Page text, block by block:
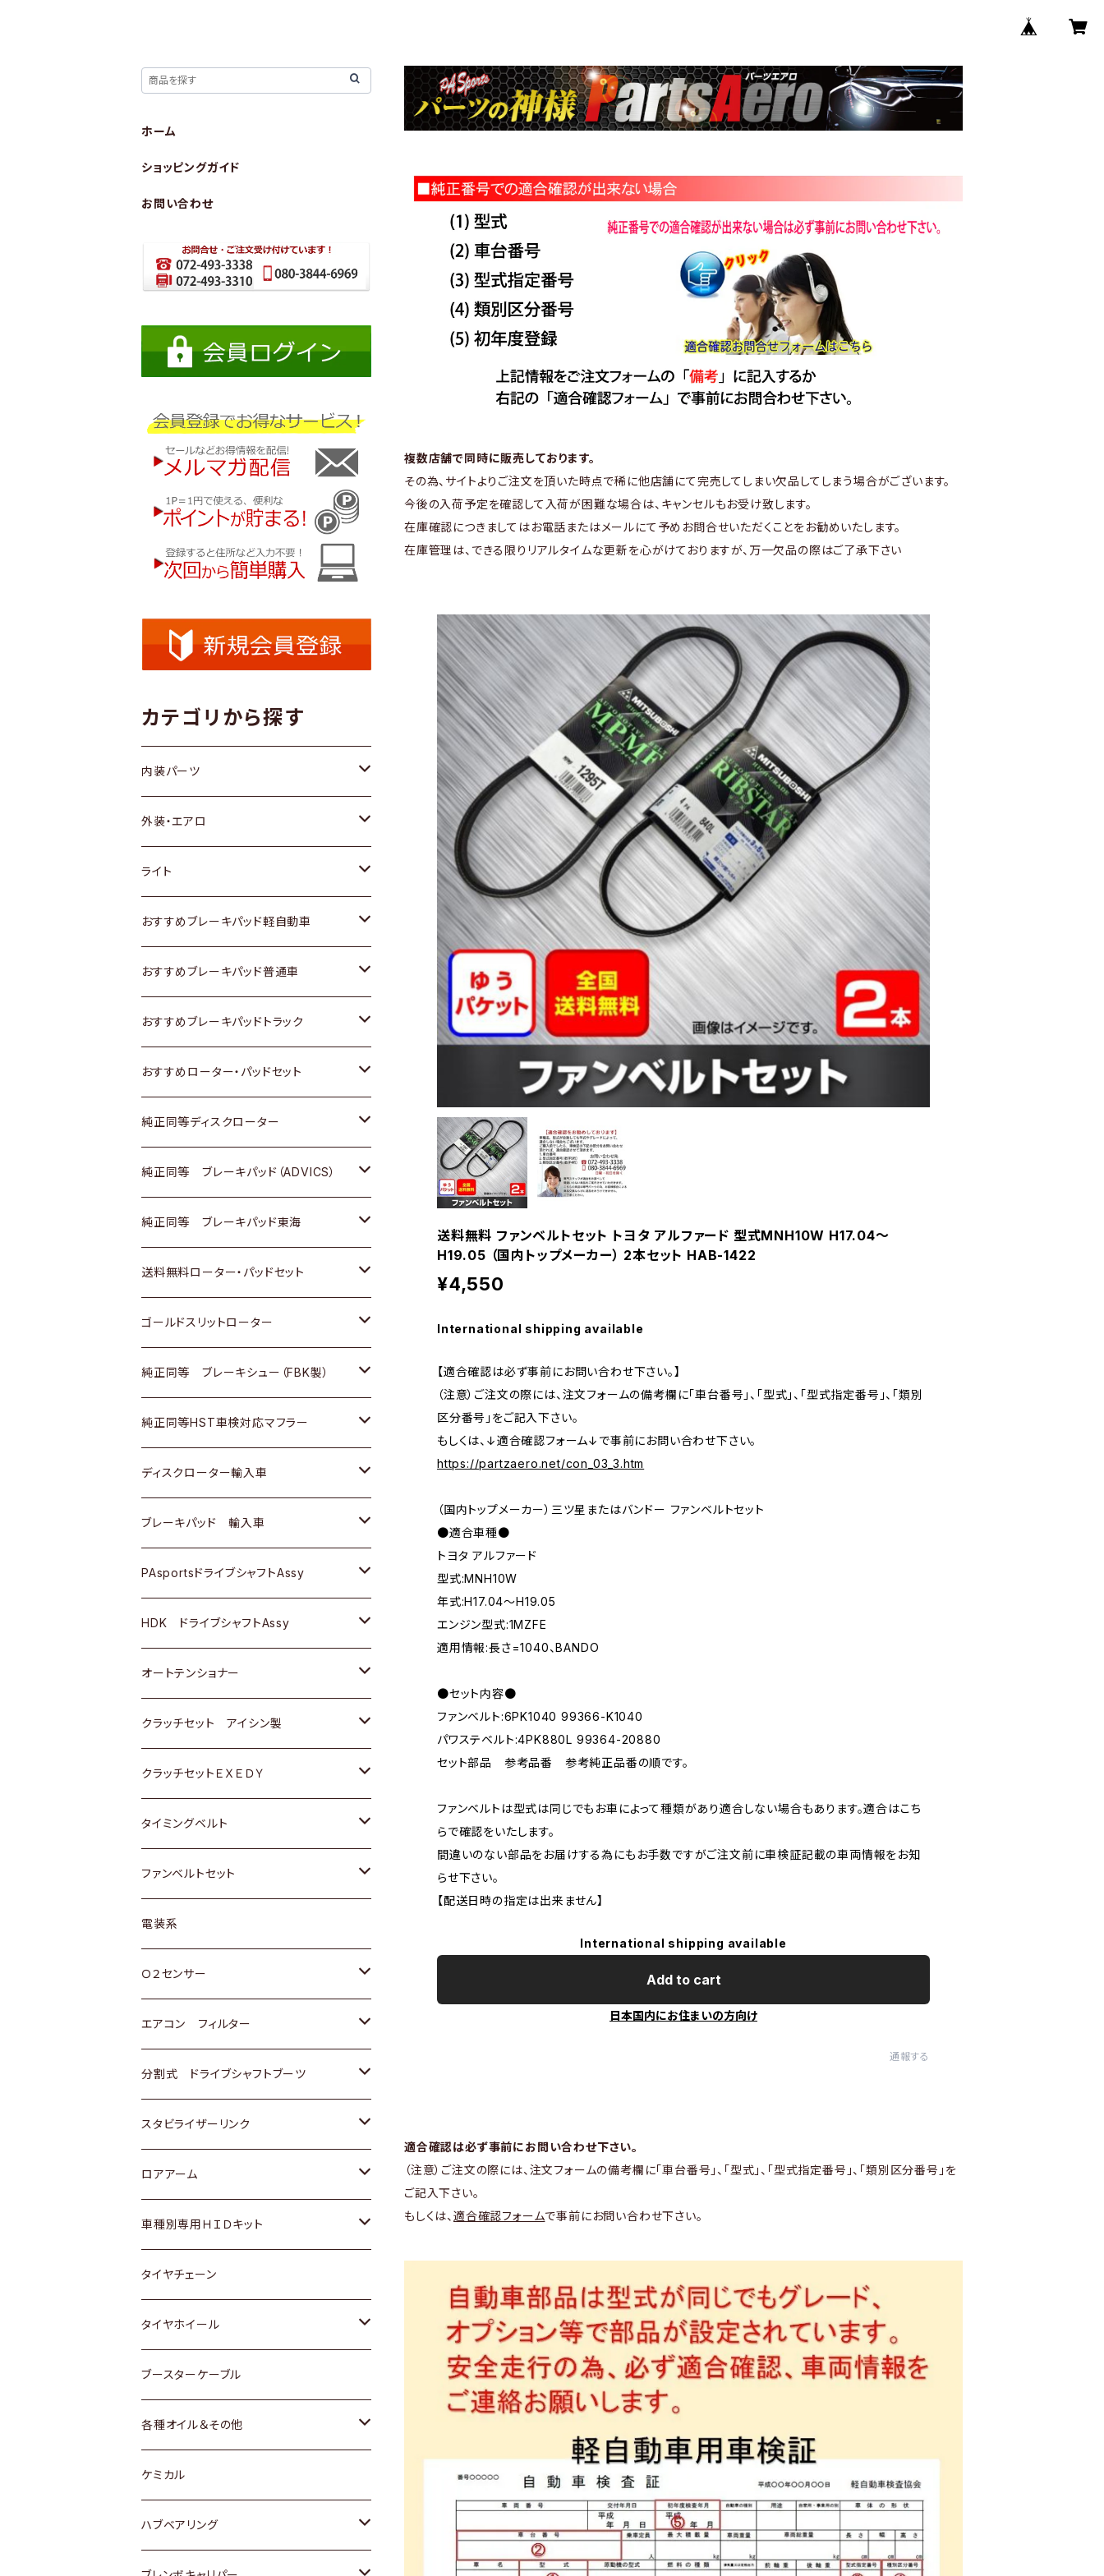
複数店舗で同時に販売しております。
その為、サイトよりご注文を頂いた時点で稀に他店舗にて完売してしまい欠品してしまう場合がございます。
今後の入荷予定を確認して入荷が困難な場合は、キャンセルもお受け致します。
在庫確認につきましてはお電話またはメールにて予めお問合せいただくことをお勧めいたします。
在庫管理は、できる限りリアルタイムな更新を心がけておりますが、万一欠品の際はご了承下さい
送料無料 ファンベルトセット トヨタ アルファード 型式MNH10W H17.04～
H19.05 （国内トップメーカー） 2本セット HAB-1422
¥4,550
International shipping available
【適合確認は必ず事前にお問い合わせ下さい。】
（注意）ご注文の際には、注文フォームの備考欄に「車台番号」、「型式」、「型式指定番号」、「類別
区分番号」をご記入下さい。
もしくは、↓適合確認フォーム↓で事前にお問い合わせ下さい。
https://partzaero.net/con_03_3.htm
（国内トップメーカー）三ツ星またはバンドー ファンベルトセット
●適合車種●
トヨタ アルファード
型式:MNH10W
年式:H17.04～H19.05
エンジン型式:1MZFE
適用情報:長さ=1040、BANDO
●セット内容●
ファンベルト:6PK1040 99366-K1040
パワステベルト:4PK880L 99364-20880
セット部品 参考品番 参考純正品番の順です。
ファンベルトは型式は同じでもお車によって種類があり適合しない場合もあります。適合はこち
らで確認をいたします。
間違いのない部品をお届けする為にもお手数ですがご注文前に車検証記載の車両情報をお知
らせ下さい。
【配送日時の指定は出来ません】
International shipping available
Add to cart
日本国内にお住まいの方向け
通報する
適合確認は必ず事前にお問い合わせ下さい。
（注意）ご注文の際には、注文フォームの備考欄に「車台番号」、「型式」、「型式指定番号」、「類別区分番号」を
ご記入下さい。
もしくは、 適合確認フォームで事前にお問い合わせ下さい。
ホーム
ショッピングガイド
お問い合わせ
カテゴリから探す
内装パーツ
トヨタ
ホンダ
スズキ
日産
いすゞ
ダイハツ
マツダ
三菱
スバル
日野
三菱ふそう
ＢＭＷ
外装・エアロ
トヨタ
ホンダ
スズキ
日産
いすゞ
ダイハツ
マツダ
三菱
日野
三菱ふそう
ライト
トヨタ
スズキ
日産
いすゞ
ダイハツ
三菱
日野
三菱ふそう
その他
おすすめブレーキパッド軽自動車
トヨタ
ホンダ
スズキ
日産
ダイハツ
マツダ
三菱
スバル
おすすめブレーキパッド普通車
トヨタ
ホンダ
スズキ
日産
いすゞ
ダイハツ
マツダ
三菱
スバル
おすすめブレーキパッドトラック
トヨタ
日産
いすゞ
ダイハツ
マツダ
三菱
おすすめローター・パッドセット
トヨタ
ホンダ
スズキ
日産
ダイハツ
マツダ
三菱
スバル
純正同等ディスクローター
トヨタ
ホンダ
スズキ
日産
いすゞ
ダイハツ
マツダ
三菱
スバル
ＢＥＮＺ
純正同等 ブレーキパッド（ADVICS）
トヨタ
ホンダ
スズキ
日産
ダイハツ
マツダ
三菱
スバル
純正同等 ブレーキパッド東海
トヨタ
ホンダ
日産
いすゞ
ダイハツ
マツダ
三菱
スバル
送料無料ローター・パッドセット
トヨタ
ホンダ
スズキ
日産
ダイハツ
マツダ
三菱
スバル
ゴールドスリットローター
トヨタ
ホンダ
スズキ
日産
ダイハツ
マツダ
三菱
スバル
純正同等 ブレーキシュー（FBK製）
ホンダ
スズキ
日産
ダイハツ
マツダ
三菱
スバル
純正同等HST車検対応マフラー
トヨタ
ホンダ
スズキ
日産
いすゞ
ダイハツ
マツダ
三菱
スバル
日野
ディスクローター輸入車
ＡＵＤＩ
ＢＥＮＺ
ＢＭＷ
GOLF
ＷＡＧＥＮ
アストロ（シボレー）
クライスラー
ブレーキパッド 輸入車
ＢＥＮＺ
ＢＭＷ
ＷＡＧＥＮ
ＶＯＬＶＯ
PAsportsドライブシャフトAssy
トヨタ
ホンダ
スズキ
日産
ダイハツ
マツダ
三菱
スバル
HDK ドライブシャフトAssy
スズキ
ダイハツ
日産
ホンダ
マツダ
オートテンショナー
トヨタ
クラッチセット アイシン製
ホンダ
スズキ
ダイハツ
マツダ
三菱
スバル
クラッチセットＥＸＥＤＹ
ホンダ
スズキ
日産
ダイハツ
マツダ
三菱
スバル
タイミングベルト
トヨタ
スズキ
ダイハツ
三菱
スバル
ファンベルトセット
トヨタ
ホンダ
スズキ
日産
いすゞ
ダイハツ
マツダ
三菱
スバル
レクサス
電装系
Ｏ２センサー
トヨタ
ホンダ
スズキ
日産
ダイハツ
マツダ
三菱
スバル
エアコン フィルター
トヨタ
ホンダ
スズキ
日産
いすゞ
ダイハツ
マツダ
三菱
スバル
分割式 ドライブシャフトブーツ
トヨタ
ホンダ
スズキ
日産
ダイハツ
スバル
スタビライザーリンク
トヨタ
ホンダ
スズキ
日産
ダイハツ
マツダ
ロアアーム
ホンダ
スズキ
日産
ダイハツ
マツダ
スバル
車種別専用ＨＩＤキット
トヨタ
マツダ
タイヤチェーン
タイヤホイール
トヨタ
ホンダ
スズキ
日産
ブースターケーブル
各種オイル＆その他
ディーデル洗浄添加剤
ケミカル
ハブベアリング